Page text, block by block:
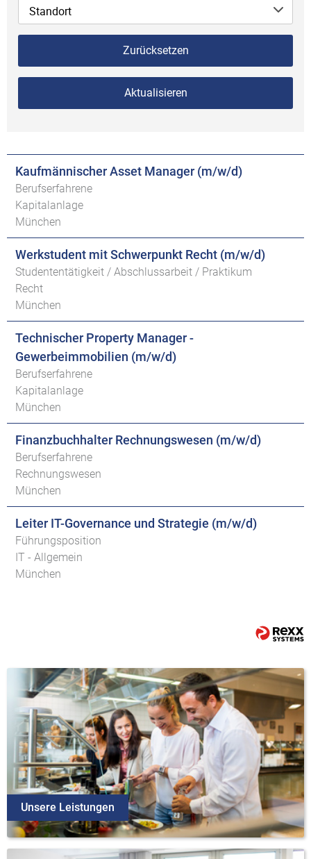
Standort
Zurücksetzen
Aktualisieren
Kaufmännischer Asset Manager (m/w/d)
Berufserfahrene
Kapitalanlage
München
Werkstudent mit Schwerpunkt Recht (m/w/d)
Studententätigkeit / Abschlussarbeit / Praktikum
Recht
München
Technischer Property Manager -
Gewerbeimmobilien (m/w/d)
Berufserfahrene
Kapitalanlage
München
Finanzbuchhalter Rechnungswesen (m/w/d)
Berufserfahrene
Rechnungswesen
München
Leiter IT-Governance und Strategie (m/w/d)
Führungsposition
IT - Allgemein
München
Unsere Leistungen